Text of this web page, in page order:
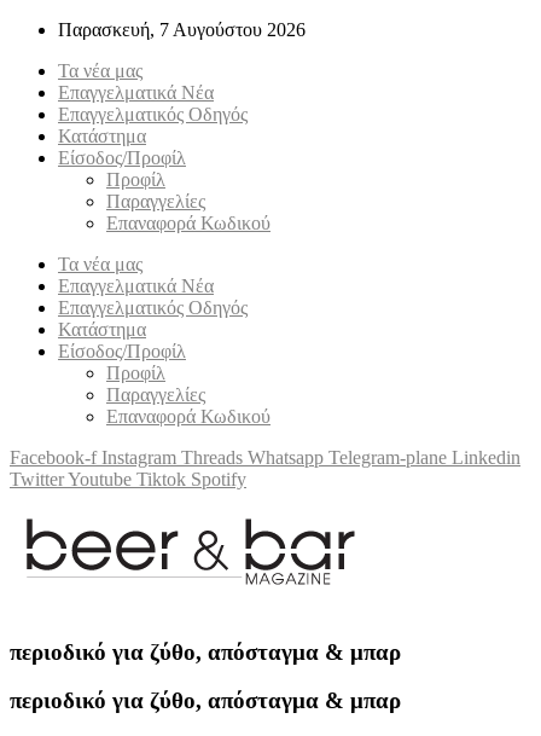
Παρασκευή, 7 Αυγούστου 2026
Τα νέα μας
Επαγγελματικά Νέα
Επαγγελματικός Οδηγός
Κατάστημα
Είσοδος/Προφίλ
Προφίλ
Παραγγελίες
Επαναφορά Κωδικού
Τα νέα μας
Επαγγελματικά Νέα
Επαγγελματικός Οδηγός
Κατάστημα
Είσοδος/Προφίλ
Προφίλ
Παραγγελίες
Επαναφορά Κωδικού
Facebook-f Instagram Threads Whatsapp Telegram-plane Linkedin
TwitterYoutube Tiktok Spotify
περιοδικό για ζύθο, απόσταγμα & μπαρ
περιοδικό για ζύθο, απόσταγμα & μπαρ